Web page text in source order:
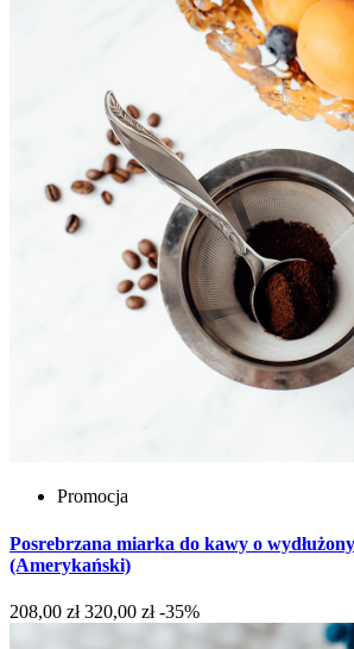
Promocja
Posrebrzana miarka do kawy o
(Amerykański)
208,00 zł 320,00 zł -35%